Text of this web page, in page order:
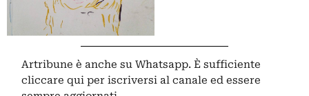
Artribune è anche su Whatsapp. È sufficiente
cliccare qui per iscriversi al canale ed essere